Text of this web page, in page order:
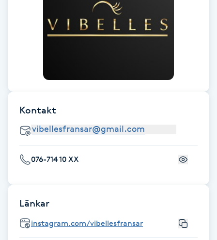
Gellack
Gravidmassage
Gruppträning
Gua Sha-massage
Kontakt
076-714 10 XX
Länkar
instagram.com/vibellesfransar